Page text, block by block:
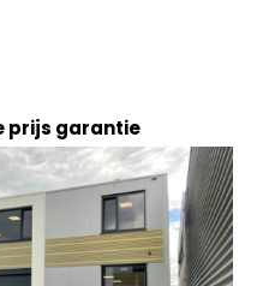
prijs garantie